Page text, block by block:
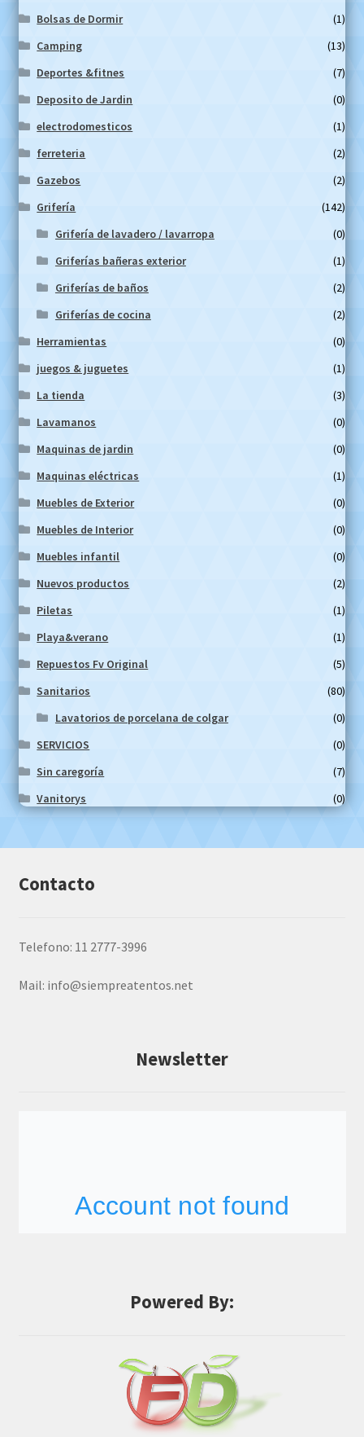
Bolsas de Dormir
(1)
Camping
(13)
Deportes &fitnes
(7)
Deposito de Jardin
(0)
electrodomesticos
(1)
ferreteria
(2)
Gazebos
(2)
Grifería
(142)
Grifería de lavadero / lavarropa
(0)
Griferías bañeras exterior
(1)
Griferías de baños
(2)
Griferías de cocina
(2)
Herramientas
(0)
juegos & juguetes
(1)
La tienda
(3)
Lavamanos
(0)
Maquinas de jardin
(0)
Maquinas eléctricas
(1)
Muebles de Exterior
(0)
Muebles de Interior
(0)
Muebles infantil
(0)
Nuevos productos
(2)
Piletas
(1)
Playa&verano
(1)
Repuestos Fv Original
(5)
Sanitarios
(80)
Lavatorios de porcelana de colgar
(0)
SERVICIOS
(0)
Sin caregoría
(7)
Vanitorys
(0)
Contacto
Telefono: 11 2777-3996
Mail: info@siempreatentos.net
Newsletter
Powered By: